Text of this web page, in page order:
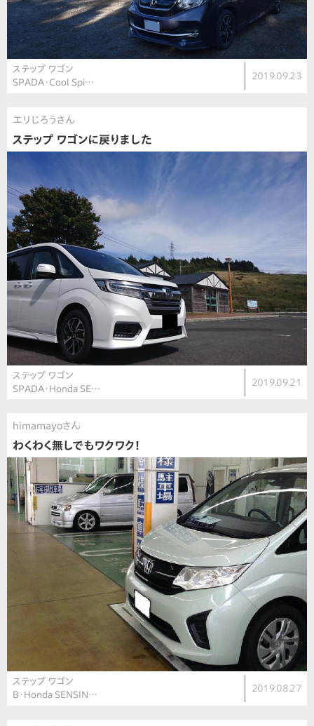
ステップ ワゴン
SPADA・Cool Spi…
2019.09.23
エリじろうさん
ステップ ワゴンに戻りました
ステップ ワゴン
SPADA・Honda SE…
2019.09.21
himamayoさん
わくわく無しでもワクワク！
ステップ ワゴン
B・Honda SENSIN…
2019.08.27